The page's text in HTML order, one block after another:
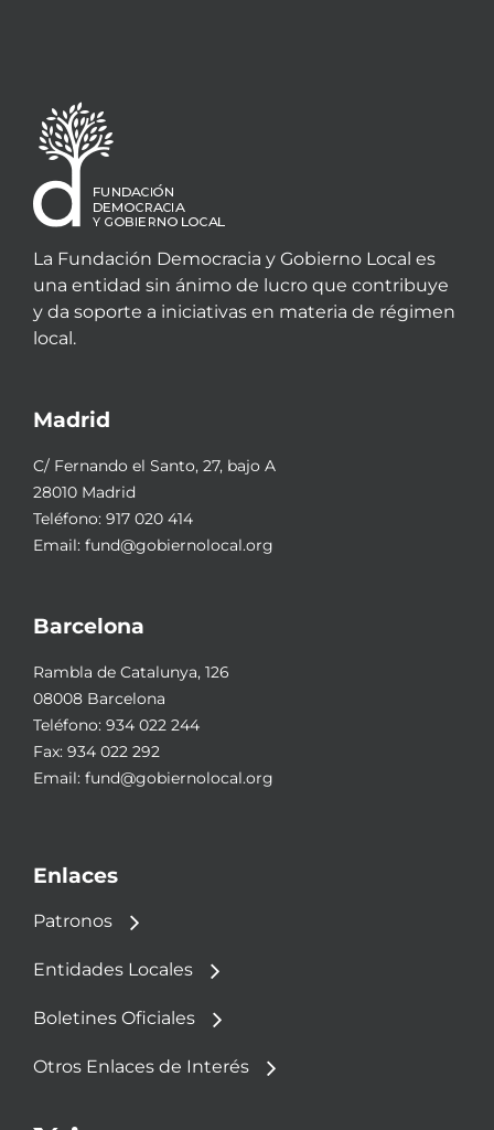
La Fundación Democracia y Gobierno Local es
una entidad sin ánimo de lucro que contribuye
y da soporte a iniciativas en materia de régimen
local.
Madrid
C/ Fernando el Santo, 27, bajo A
28010 Madrid
Teléfono: 917 020 414
Email: fund@gobiernolocal.org
Barcelona
Rambla de Catalunya, 126
08008 Barcelona
Teléfono: 934 022 244
Fax: 934 022 292
Email: fund@gobiernolocal.org
Enlaces
Patronos
Entidades Locales
Boletines Oficiales
Otros Enlaces de Interés